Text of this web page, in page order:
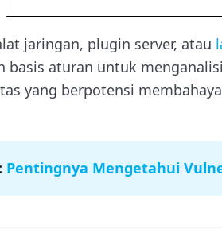
jaringan, plugin server, atau
basis aturan untuk
yang berpotensi
Pentingnya Mengetahui